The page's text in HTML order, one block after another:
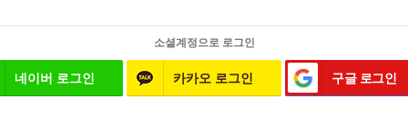
소셜계정으로 로그인
네이버 로그인 카카오 로그인 구글 로그인